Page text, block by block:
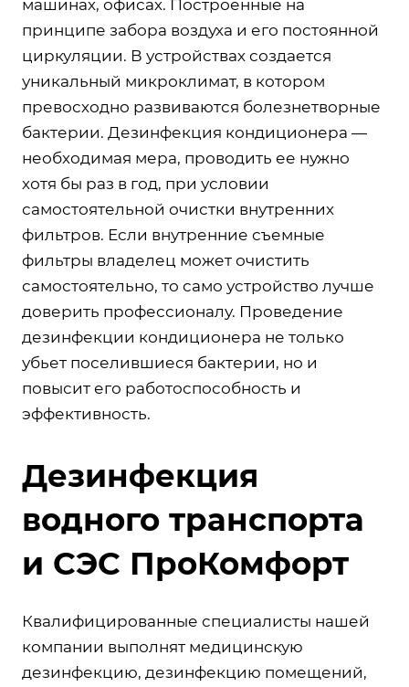
машинах, офисах. Построенные на
принципе забора воздуха и его постоянной
циркуляции. В устройствах создается
уникальный микроклимат, в котором
превосходно развиваются болезнетворные
бактерии. Дезинфекция кондиционера —
необходимая мера, проводить ее нужно
хотя бы раз в год, при условии
самостоятельной очистки внутренних
фильтров. Если внутренние съемные
фильтры владелец может очистить
самостоятельно, то само устройство лучше
доверить профессионалу. Проведение
дезинфекции кондиционера не только
убьет поселившиеся бактерии, но и
повысит его работоспособность и
эффективность.
Дезинфекция
водного транспорта
и СЭС ПроКомфорт
Квалифицированные специалисты нашей
компании выполнят медицинскую
дезинфекцию, дезинфекцию помещений,